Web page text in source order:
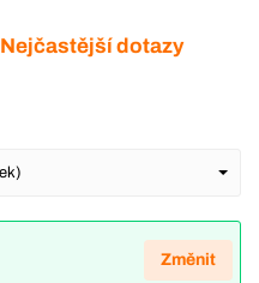
Nejčastější dotazy
Změnit